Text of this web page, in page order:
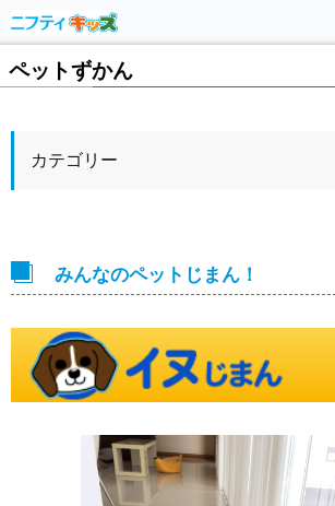
ペットずかん
カテゴリー
みんなのペットじまん！